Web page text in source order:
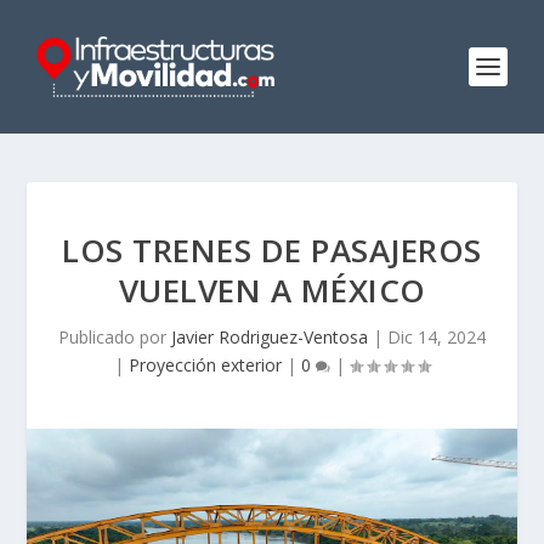
LOS TRENES DE PASAJEROS
VUELVEN A MÉXICO
Publicado por Javier Rodriguez-Ventosa | Dic 14, 2024
| Proyección exterior | 0 |